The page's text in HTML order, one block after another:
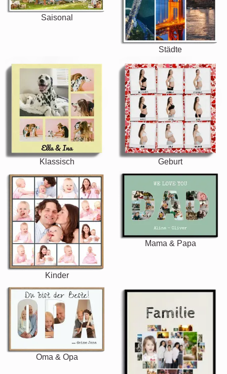
Saisonal
Städte
Klassisch Geburt
Kinder
Mama & Papa
Oma & Opa